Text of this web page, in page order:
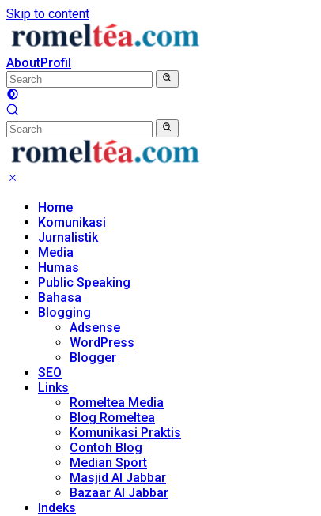
Skip to content
AboutProfil
Home
Komunikasi
Jurnalistik
Media
Humas
Public Speaking
Bahasa
Blogging
Adsense
WordPress
Blogger
SEO
Links
Romeltea Media
Blog Romeltea
Komunikasi Praktis
Contoh Blog
Median Sport
Masjid Al Jabbar
Bazaar Al Jabbar
Indeks